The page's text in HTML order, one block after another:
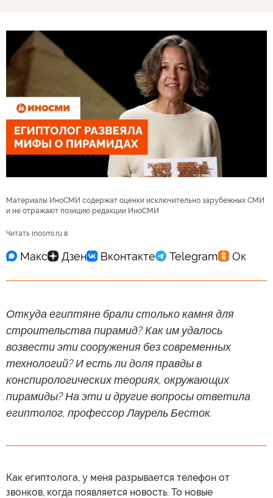
Материалы ИноСМИ содержат оценки исключительно зарубежных СМИ
и не отражают позицию редакции ИноСМИ
Читать inosmi.ru в
Откуда египтяне брали столько камня для
строительства пирамид? Как им удалось
возвести эти сооружения без современных
технологий? И есть ли доля правды в
конспирологических теориях, окружающих
пирамиды? На эти и другие вопросы ответила
египтолог, профессор Лаурель Бесток.
Как египтолога, у меня разрывается телефон от
звонков, когда появляется новость. То новые